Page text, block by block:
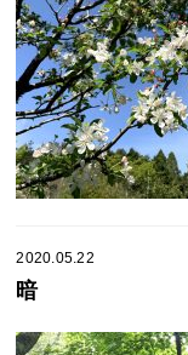
2020.05.22
暗